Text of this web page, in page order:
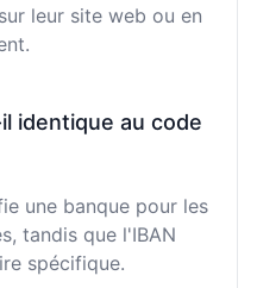
leur site web ou en
identique au code
une banque pour les
tandis que l'IBAN
spécifique.